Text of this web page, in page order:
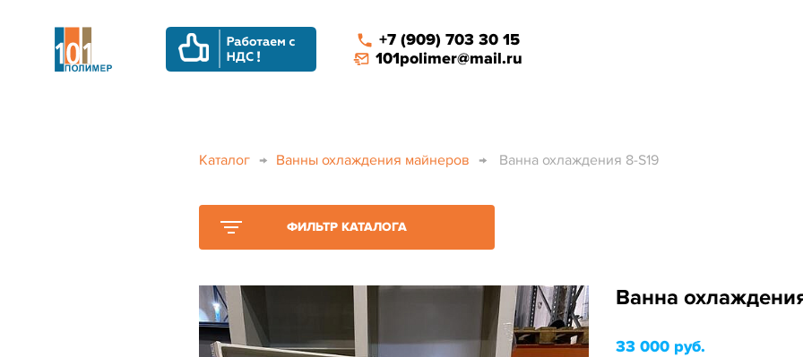
+7 (909) 703 30 15
101polimer@mail.ru
Каталог → Ванны охлаждения майнеров → Ванна охлаждения 8-S19
ФИЛЬТР КАТАЛОГА
Ванна
33 000 руб.